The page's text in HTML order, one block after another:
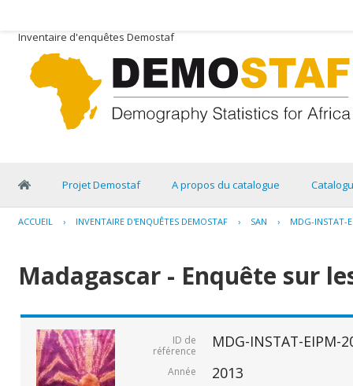
Inventaire d'enquêtes Demostaf
Projet Demostaf A propos du catalogue
ACCUEIL › INVENTAIRE D'ENQUÊTES DEMOSTAF › SAN › MDG-INSTAT-
Madagascar - Enquête sur
ID de
référence
MDG-INSTAT-EIPM-
Année 2013